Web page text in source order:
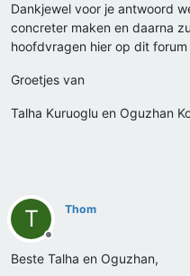
Dankjewel voor je antwoord
concreter maken en daarna
hoofdvragen hier op dit forum
Groetjes van
Talha Kuruoglu en Oguzhan
T
Offline
Thom
Beste Talha en Oguzhan,